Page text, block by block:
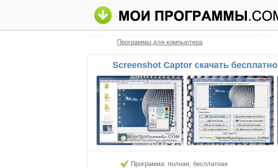
Программы для компьютера
Screenshot Captor скачать бесплатно
Программа: полная, бесплатная